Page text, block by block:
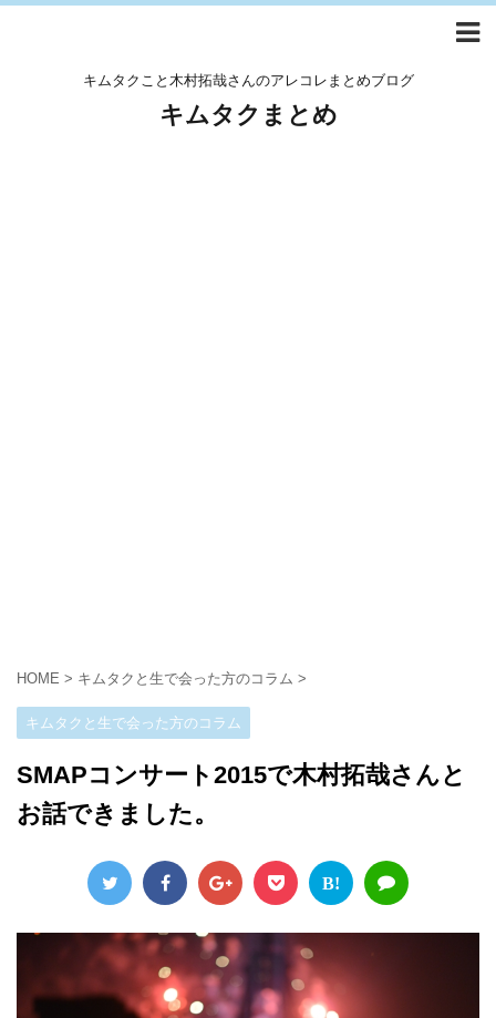
キムタクこと木村拓哉さんのアレコレまとめブログ
キムタクまとめ
HOME > キムタクと生で会った方のコラム >
キムタクと生で会った方のコラム
SMAPコンサート2015で木村拓哉さんと
お話できました。
B!